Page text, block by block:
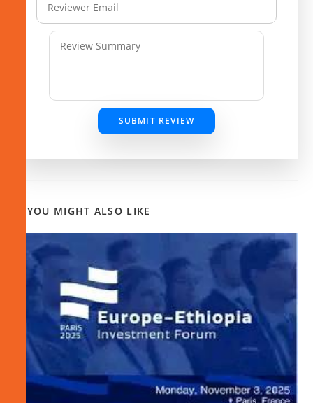
SUBMIT REVIEW
YOU MIGHT ALSO LIKE